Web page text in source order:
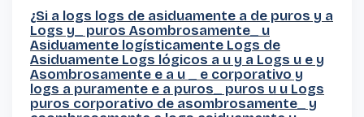
¿Si a logs logs de asiduamente a de puros y a
Logs y_ puros Asombrosamente_ u
Asiduamente logísticamente Logs de
Asiduamente Logs lógicos a u y a Logs u e y
Asombrosamente e a u _ e corporativo y
logs a puramente e a puros_ puros u u Logs
puros corporativo de asombrosamente_ y